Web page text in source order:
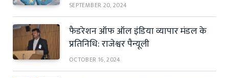
SEPTEMBER 20, 2024
फैडरेशन ऑफ ऑल इंडिया व्यापार मंडल के
प्रतिनिधि: राजेश्वर पैन्यूली
OCTOBER 16, 2024